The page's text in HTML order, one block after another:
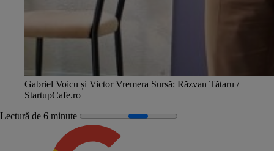
Gabriel Voicu și Victor Vremera Sursă: Răzvan Tătaru /
StartupCafe.ro
Lectură de 6 minute